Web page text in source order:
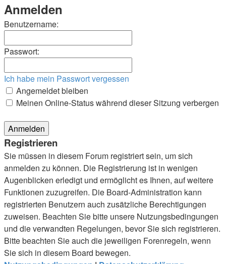
Anmelden
Benutzername:
Passwort:
Ich habe mein Passwort vergessen
Angemeldet bleiben
Meinen Online-Status während dieser Sitzung verbergen
Registrieren
Sie müssen in diesem Forum registriert sein, um sich
anmelden zu können. Die Registrierung ist in wenigen
Augenblicken erledigt und ermöglicht es Ihnen, auf weitere
Funktionen zuzugreifen. Die Board-Administration kann
registrierten Benutzern auch zusätzliche Berechtigungen
zuweisen. Beachten Sie bitte unsere Nutzungsbedingungen
und die verwandten Regelungen, bevor Sie sich registrieren.
Bitte beachten Sie auch die jeweiligen Forenregeln, wenn
Sie sich in diesem Board bewegen.